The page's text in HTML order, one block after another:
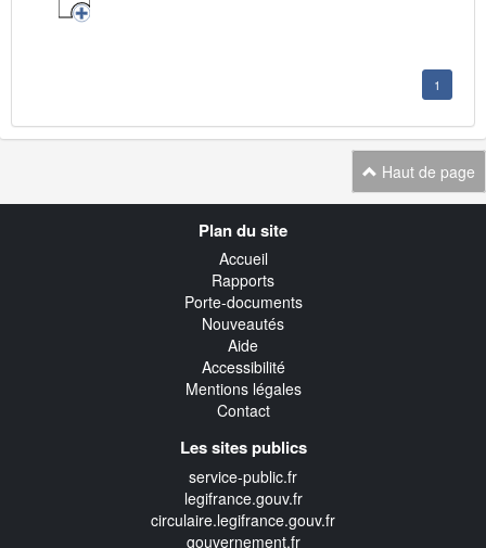
1
Haut de page
Plan du site
Accueil
Rapports
Porte-documents
Nouveautés
Aide
Accessibilité
Mentions légales
Contact
Les sites publics
service-public.fr
legifrance.gouv.fr
circulaire.legifrance.gouv.fr
gouvernement.fr